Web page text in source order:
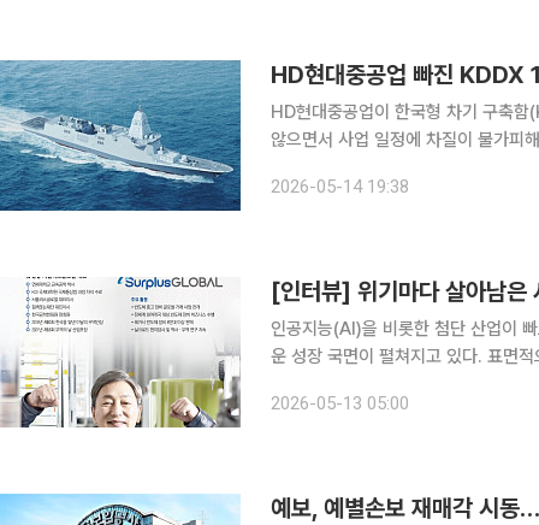
HD현대중공업 빠진 KDDX
HD현대중공업이 한국형 차기 구축
않으면서 사업 일정에 차질이 불가피
계에 따르면 HD현대중공업은 이날
2026-05-14 19:38
인공지능(AI)을 비롯한 첨단 산업이
운 성장 국면이 펼쳐지고 있다. 표면
에서 소부장은 기술 한계를 돌파하는
2026-05-13 05:00
예보, 예별손보 재매각 시동